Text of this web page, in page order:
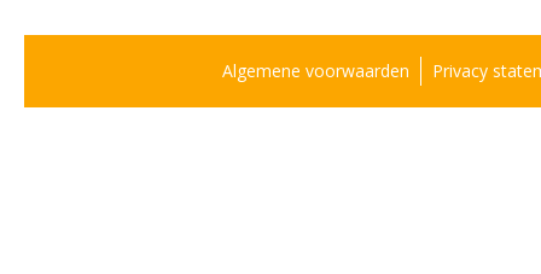
Algemene voorwaarden Privacy